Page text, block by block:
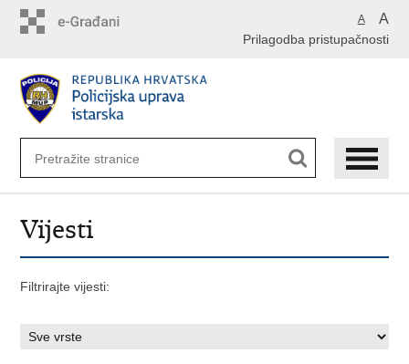
A A
Prilagodba pristupačnosti
Vijesti
Filtrirajte vijesti: